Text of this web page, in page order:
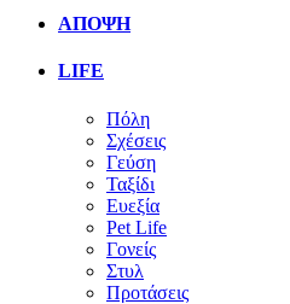
ΑΠΟΨΗ
LIFE
Πόλη
Σχέσεις
Γεύση
Ταξίδι
Ευεξία
Pet Life
Γονείς
Στυλ
Προτάσεις